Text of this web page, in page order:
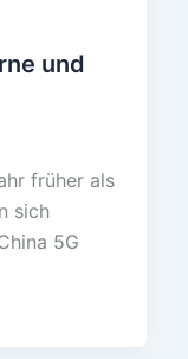
und
früher als
sich
5G